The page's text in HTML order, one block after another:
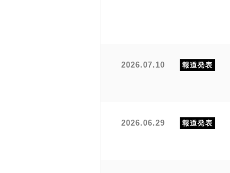
2026.07.10 報道発表
2026.06.29 報道発表